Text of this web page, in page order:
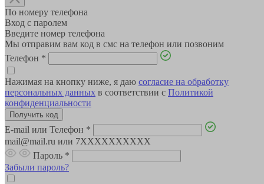
По номеру телефона
Вход с паролем
Введите номер телефона
Мы отправим вам код в смс на телефон или позвоним
Телефон *
Нажимая на кнопку ниже, я даю согласие на обработку
персональных данных в соответствии с Политикой
конфиденциальности
E-mail или Телефон *
mail@mail.ru или 7XXXXXXXXXX
Пароль *
Забыли пароль?